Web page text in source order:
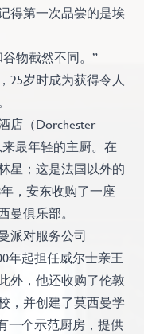
得第一次品尝的是埃
物截然不同。”
25岁时成为获得令人
店（Dorchester
最年轻的主厨。在
星；这是法国以外的
，安东收购了一座
曼俱乐部。
派对服务公司
年起担任威尔士亲王
外，他还收购了伦敦
，并创建了莫西曼学
一个示范厨房，提供